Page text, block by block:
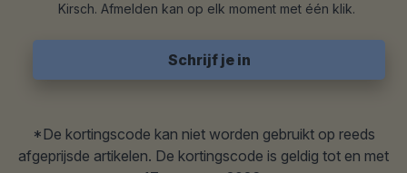
Kirsch. Afmelden kan op elk moment met één klik.
*De kortingscode kan niet worden gebruikt op reeds
afgeprijsde artikelen. De kortingscode is geldig tot en met